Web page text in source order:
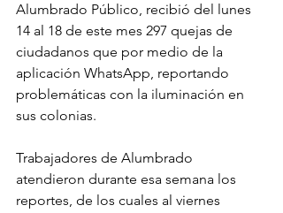
Alumbrado Público, recibió del lunes
14 al 18 de este mes 297 quejas de
ciudadanos que por medio de la
aplicación WhatsApp, reportando
problemáticas con la iluminación en
sus colonias.
Trabajadores de Alumbrado
atendieron durante esa semana los
reportes, de los cuales al viernes